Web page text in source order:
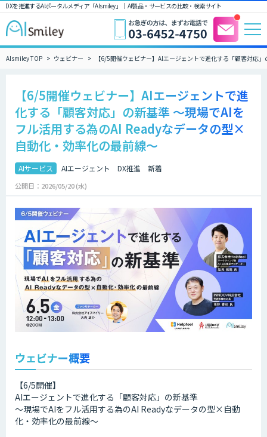
DXを推進するAIポータルメディア「AIsmiley」｜ AI製品・サービスの比較・検索サイト
AIsmiley TOP ウェビナー 【6/5開催ウェビナー】AIエージェントで進化する「顧客対応
【6/5開催ウェビナー】AIエージェントで進
化する「顧客対応」の新基準 〜現場でAIを
フル活用する為のAI Readyなデータの型×
自動化・効率化の最前線〜
AIサービス AIエージェント DX推進 新着
公開日：2026/05/20 (水)
ウェビナー概要
【6/5開催】
AIエージェントで進化する「顧客対応」の新基準
〜現場でAIをフル活用する為のAI Readyなデータの型×自動
化・効率化の最前線〜